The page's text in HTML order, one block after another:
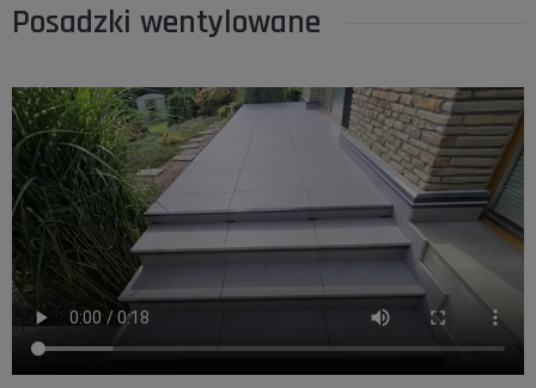
Posadzki wentylowane